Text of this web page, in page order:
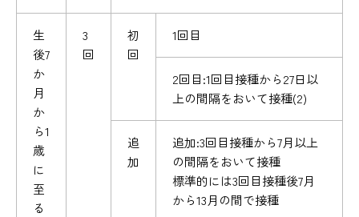
生
後7
か
月
か
ら1
歳
に
至
る
3
回
初
回
1回目
2回目:1回目接種から27日以
上の間隔をおいて接種(2)
追
加
追加:3回目接種から7月以上
の間隔をおいて接種
標準的には3回目接種後7月
から13月の間で接種